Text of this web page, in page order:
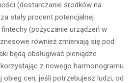
(dostarczanie środków na
stały procent potencjalnej
(pożyczanie urządzeń w
również zmieniają się pod
będą obsługiwać pieniądze
z nowego harmonogramu
cen, jeśli potrzebujesz ludzi, od